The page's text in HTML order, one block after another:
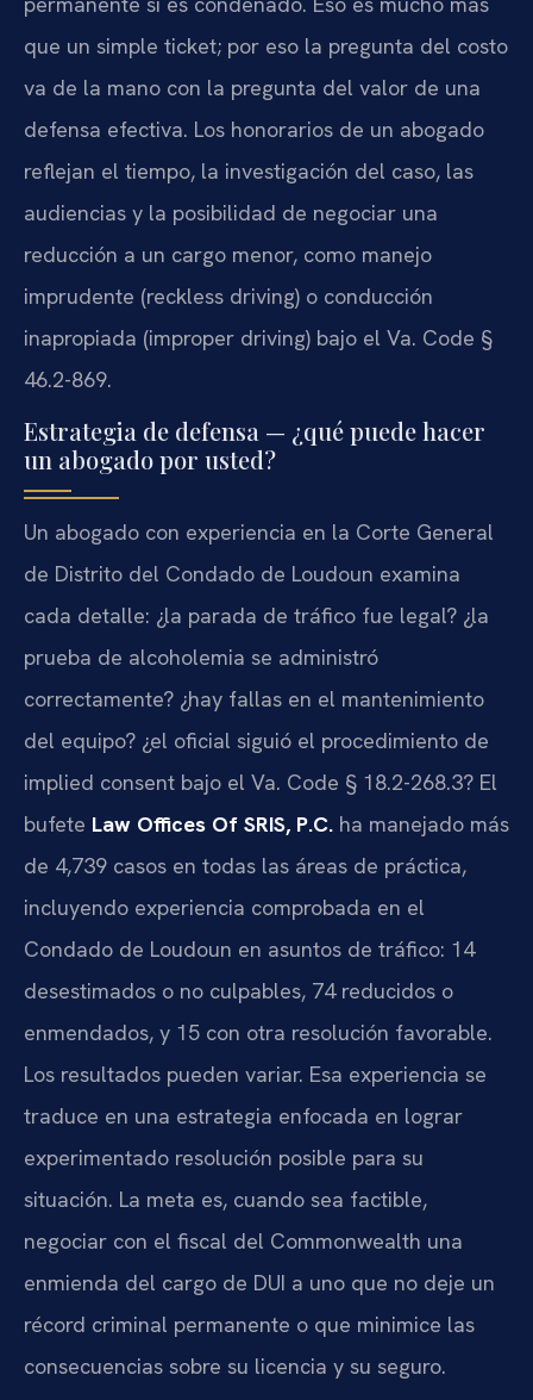
que un simple ticket; por eso la pregunta del costo
va de la mano con la pregunta del valor de una
defensa efectiva. Los honorarios de un abogado
reflejan el tiempo, la investigación del caso, las
audiencias y la posibilidad de negociar una
reducción a un cargo menor, como manejo
imprudente (reckless driving) o conducción
inapropiada (improper driving) bajo el Va. Code §
46.2-869.
Estrategia de defensa — ¿qué puede hacer
un abogado por usted?
Un abogado con experiencia en la Corte General
de Distrito del Condado de Loudoun examina
cada detalle: ¿la parada de tráfico fue legal? ¿la
prueba de alcoholemia se administró
correctamente? ¿hay fallas en el mantenimiento
del equipo? ¿el oficial siguió el procedimiento de
implied consent bajo el Va. Code § 18.2-268.3? El
bufete Law Offices Of SRIS, P.C. ha manejado más
de 4,739 casos en todas las áreas de práctica,
incluyendo experiencia comprobada en el
Condado de Loudoun en asuntos de tráfico: 14
desestimados o no culpables, 74 reducidos o
enmendados, y 15 con otra resolución favorable.
Los resultados pueden variar. Esa experiencia se
traduce en una estrategia enfocada en lograr
experimentado resolución posible para su
situación. La meta es, cuando sea factible,
negociar con el fiscal del Commonwealth una
enmienda del cargo de DUI a uno que no deje un
récord criminal permanente o que minimice las
consecuencias sobre su licencia y su seguro.